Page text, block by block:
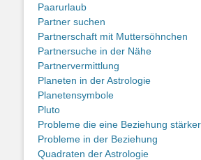
Paarurlaub
Partner suchen
Partnerschaft mit Muttersöhnchen
Partnersuche in der Nähe
Partnervermittlung
Planeten in der Astrologie
Planetensymbole
Pluto
Probleme die eine Beziehung
Probleme in der Beziehung
Quadraten der Astrologie